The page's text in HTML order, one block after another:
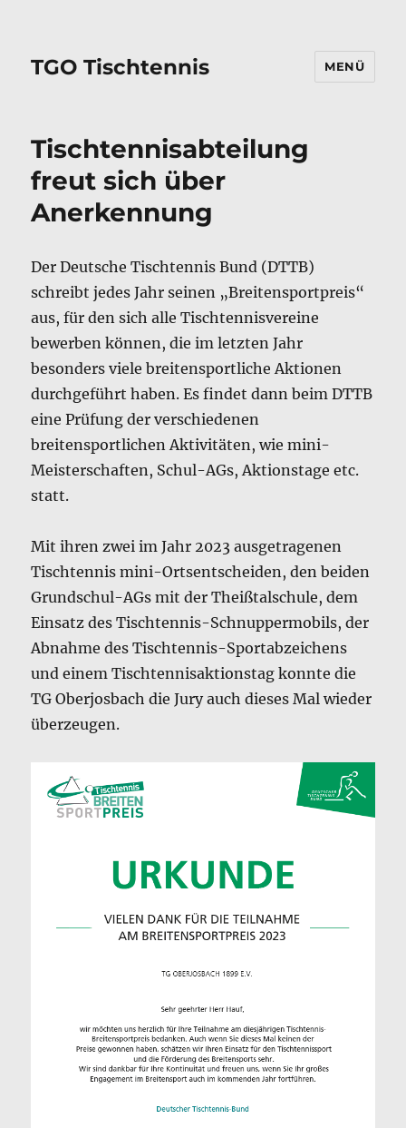
TGO Tischtennis MENÜ
Tischtennisabteilung
freut sich über
Anerkennung
Der Deutsche Tischtennis Bund (DTTB)
schreibt jedes Jahr seinen „Breitensportpreis“
aus, für den sich alle Tischtennisvereine
bewerben können, die im letzten Jahr
besonders viele breitensportliche Aktionen
durchgeführt haben. Es findet dann beim DTTB
eine Prüfung der verschiedenen
breitensportlichen Aktivitäten, wie mini-
Meisterschaften, Schul-AGs, Aktionstage etc.
statt.
Mit ihren zwei im Jahr 2023 ausgetragenen
Tischtennis mini-Ortsentscheiden, den beiden
Grundschul-AGs mit der Theißtalschule, dem
Einsatz des Tischtennis-Schnuppermobils, der
Abnahme des Tischtennis-Sportabzeichens
und einem Tischtennisaktionstag konnte die
TG Oberjosbach die Jury auch dieses Mal wieder
überzeugen.